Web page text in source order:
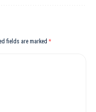
fields are marked *